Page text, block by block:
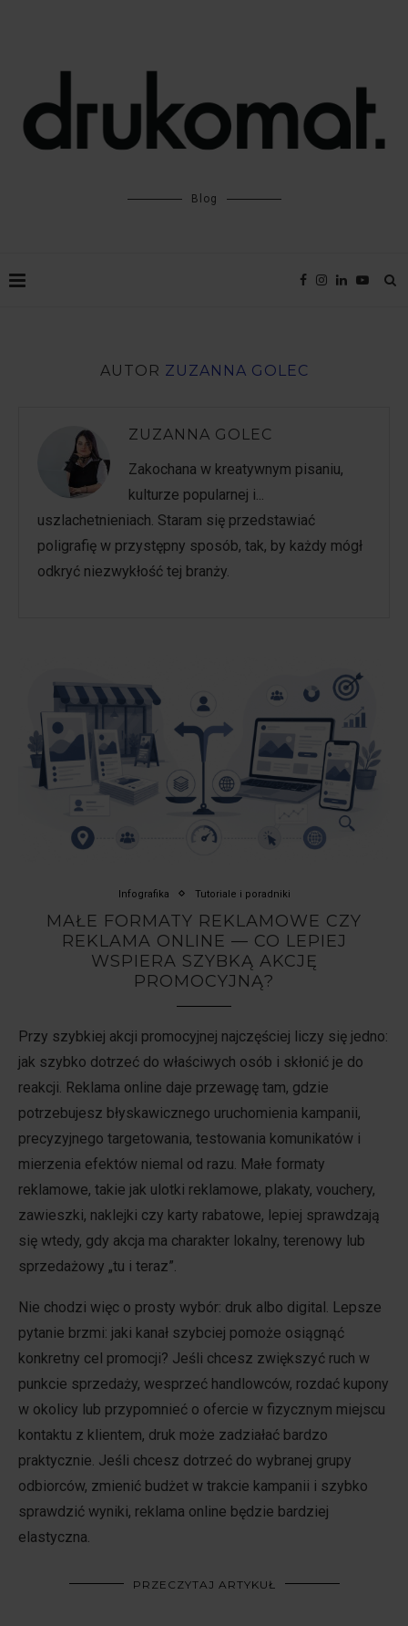
Blog
AUTOR ZUZANNA GOLEC
ZUZANNA GOLEC
Zakochana w kreatywnym pisaniu,
kulturze popularnej i...
uszlachetnieniach. Staram się przedstawiać
poligrafię w przystępny sposób, tak, by każdy mógł
odkryć niezwykłość tej branży.
Infografika Tutoriale i poradniki
MAŁE FORMATY REKLAMOWE CZY
REKLAMA ONLINE — CO LEPIEJ
WSPIERA SZYBKĄ AKCJĘ
PROMOCYJNĄ?
Przy szybkiej akcji promocyjnej najczęściej liczy się jedno:
jak szybko dotrzeć do właściwych osób i skłonić je do
reakcji. Reklama online daje przewagę tam, gdzie
potrzebujesz błyskawicznego uruchomienia kampanii,
precyzyjnego targetowania, testowania komunikatów i
mierzenia efektów niemal od razu. Małe formaty
reklamowe, takie jak ulotki reklamowe, plakaty, vouchery,
zawieszki, naklejki czy karty rabatowe, lepiej sprawdzają
się wtedy, gdy akcja ma charakter lokalny, terenowy lub
sprzedażowy „tu i teraz”.
Nie chodzi więc o prosty wybór: druk albo digital. Lepsze
pytanie brzmi: jaki kanał szybciej pomoże osiągnąć
konkretny cel promocji? Jeśli chcesz zwiększyć ruch w
punkcie sprzedaży, wesprzeć handlowców, rozdać kupony
w okolicy lub przypomnieć o ofercie w fizycznym miejscu
kontaktu z klientem, druk może zadziałać bardzo
praktycznie. Jeśli chcesz dotrzeć do wybranej grupy
odbiorców, zmienić budżet w trakcie kampanii i szybko
sprawdzić wyniki, reklama online będzie bardziej
elastyczna.
PRZECZYTAJ ARTYKUŁ